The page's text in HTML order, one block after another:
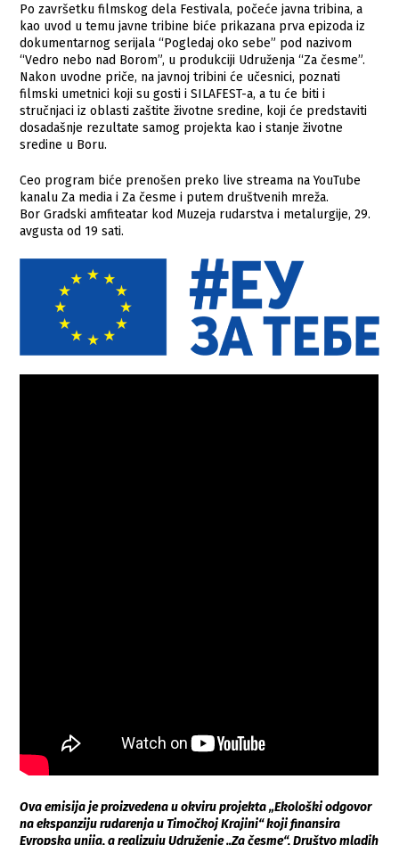
Po završetku filmskog dela Festivala, počeće javna tribina, a
kao uvod u temu javne tribine biće prikazana prva epizoda iz
dokumentarnog serijala “Pogledaj oko sebe” pod nazivom
“Vedro nebo nad Borom”, u produkciji Udruženja “Za česme”.
Nakon uvodne priče, na javnoj tribini će učesnici, poznati
filmski umetnici koji su gosti i SILAFEST-a, a tu će biti i
stručnjaci iz oblasti zaštite životne sredine, koji će predstaviti
dosadašnje rezultate samog projekta kao i stanje životne
sredine u Boru.
Ceo program biće prenošen preko live streama na YouTube
kanalu Za media i Za česme i putem društvenih mreža.
Bor Gradski amfiteatar kod Muzeja rudarstva i metalurgije, 29.
avgusta od 19 sati.
Ova emisija je proizvedena u okviru projekta „Ekološki odgovor
na ekspanziju rudarenja u Timočkoj Krajini“ koji finansira
Evropska unija, a realizuju Udruženje „Za česme“, Društvo mladih